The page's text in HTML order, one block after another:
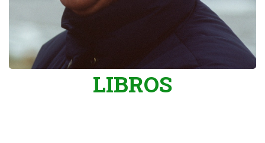
LIBROS